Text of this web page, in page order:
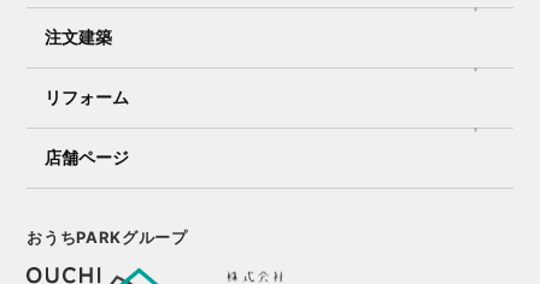
注文建築
リフォーム
店舗ページ
おうちPARKグループ